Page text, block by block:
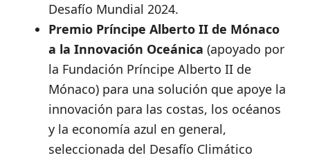
Desafío Mundial 2024.
Premio Príncipe Alberto II de Mónaco
a la Innovación Oceánica (apoyado por
la Fundación Príncipe Alberto II de
Mónaco) para una solución que apoye la
innovación para las costas, los océanos
y la economía azul en general,
seleccionada del Desafío Climático